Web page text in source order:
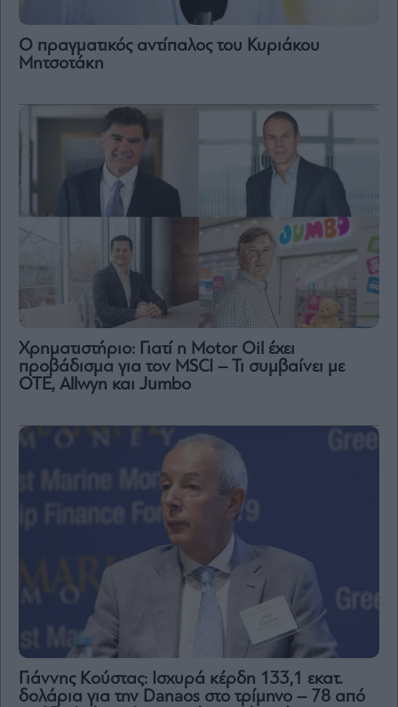
Ο πραγματικός αντίπαλος του Κυριάκου
Μητσοτάκη
Χρηματιστήριο: Γιατί η Motor Oil έχει
προβάδισμα για τον MSCI – Τι συμβαίνει με
ΟΤΕ, Allwyn και Jumbo
Γιάννης Κούστας: Ισχυρά κέρδη 133,1 εκατ.
δολάρια για την Danaos στο τρίμηνο – 78 από